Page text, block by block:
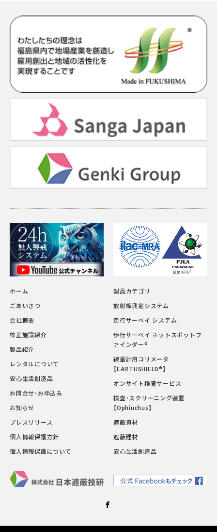
ホーム
ごあいさつ
会社概要
校正施設紹介
製品紹介
レンタルについて
安心生活創造品
お問合せ・お申込み
お知らせ
プレスリリース
個人情報保護方針
個人情報保護について
製品カテゴリ
放射線測定システム
走行サーベイ システム
歩行サーベイ ホットスポットフ
ァインダー®
線量計用コリメータ
【EARTHSHIELD®】
オンサイト検査サービス
検査・スクリーニング装置
【Ophiuchus】
遮蔽資材
遮蔽建材
安心生活創造品